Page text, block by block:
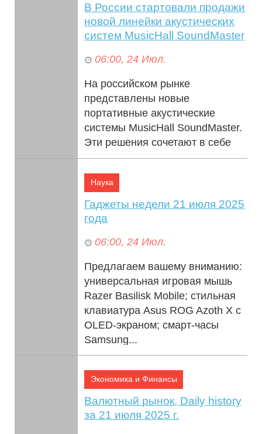
В России стартовали продажи
новой линейки акустических
систем MusicHall SoundMaster
06:00, 24 Июл.
На российском рынке
представлены новые
портативные акустические
системы MusicHall SoundMaster.
Эти решения сочетают в себе
качество профессионального...
Наука
Гаджеты недели 21 июля 2025
года
06:00, 24 Июл.
Предлагаем вашему вниманию:
универсальная игровая мышь
Razer Basilisk Mobile; стильная
клавиатура Asus ROG Azoth X с
OLED-экраном; смарт-часы
Samsung...
Экономика и Финансы
Валютный рынок, Daily history
за 21 июля 2025 г.